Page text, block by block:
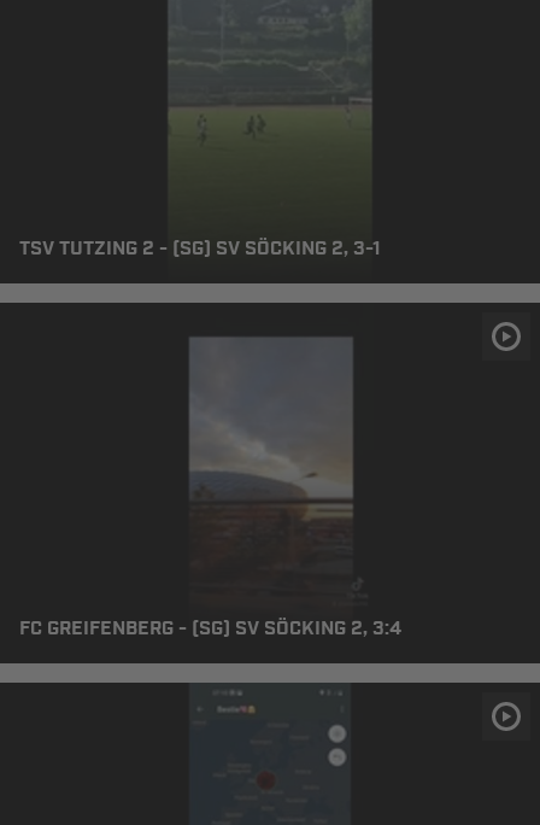
TSV TUTZING 2 - (SG) SV SÖCKING 2, 3-1
FC GREIFENBERG - (SG) SV SÖCKING 2, 3:4